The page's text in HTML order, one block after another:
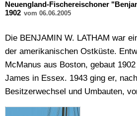
Neuengland-Fischereischoner
1902 vom 06.06.2005
Die BENJAMIN W. LATHAM war
der amerikanischen Ostküste.
McManus aus Boston, gebaut
James in Essex. 1943 ging er,
Besitzerwechsel und Umbauten,